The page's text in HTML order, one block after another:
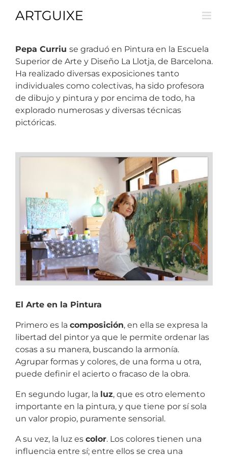
Pepa Curriu se graduó en Pintura en la Escuela
Superior de Arte y Diseño La Llotja, de Barcelona.
Ha realizado diversas exposiciones tanto
individuales como colectivas, ha sido profesora
de dibujo y pintura y por encima de todo, ha
explorado numerosas y diversas técnicas
pictóricas.
El Arte en la Pintura
Primero es la composición, en ella se expresa la
libertad del pintor ya que le permite ordenar las
cosas a su manera, buscando la armonía.
Agrupar formas y colores, de una forma u otra,
puede definir el acierto o fracaso de la obra.
En segundo lugar, la luz, que es otro elemento
importante en la pintura, y que tiene por sí sola
un valor propio, puramente sensorial.
A su vez, la luz es color. Los colores tienen una
influencia entre sí; entre ellos se crea una